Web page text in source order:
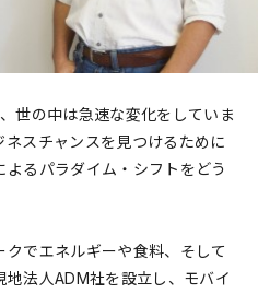
世の中は急速な変化をしていま
スチャンスを見つけるために
るパラダイム・シフトをどう
でエネルギーや食料、そして
法人ADM社を設立し、モバイ